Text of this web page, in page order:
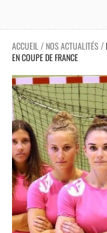
ACCUEIL / NOS ACTUALITÉS /
EN COUPE DE FRANCE